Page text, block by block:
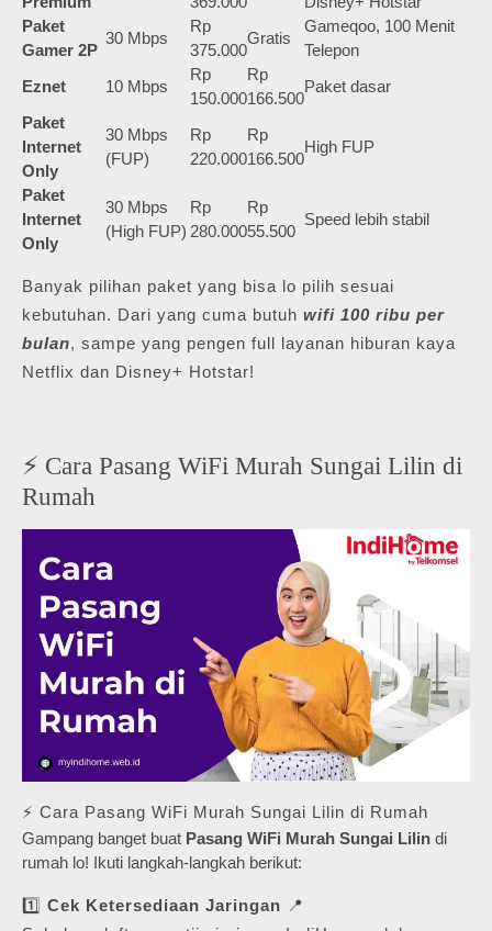
Paket
Gamer 2P
30 Mbps
Rp
375.000
Gratis
Gameqoo, 100 Menit
Telepon
Eznet
10 Mbps
Rp
150.000
Rp
166.500
Paket dasar
Paket
Internet
Only
30 Mbps
(FUP)
Rp
220.000
Rp
166.500
High FUP
Paket
Internet
Only
30 Mbps
(High FUP)
Rp
280.000
Rp
55.500
Speed lebih stabil
Banyak pilihan paket yang bisa lo pilih sesuai
kebutuhan. Dari yang cuma butuh wifi 100 ribu per
bulan, sampe yang pengen full layanan hiburan kaya
Netflix dan Disney+ Hotstar!
⚡ Cara Pasang WiFi Murah Sungai Lilin di
Rumah
⚡ Cara Pasang WiFi Murah Sungai Lilin di Rumah
Gampang banget buat Pasang WiFi Murah Sungai Lilin di
rumah lo! Ikuti langkah-langkah berikut:
1️⃣ Cek Ketersediaan Jaringan 📍